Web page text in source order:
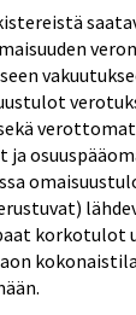
korkotulot